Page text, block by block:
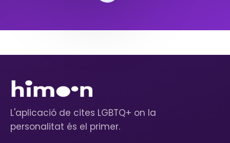
L'aplicació de cites LGBTQ+ on la
personalitat és el primer.